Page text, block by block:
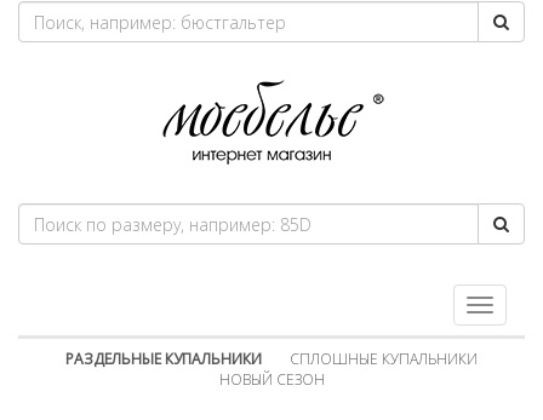
Toggle
navigation
РАЗДЕЛЬНЫЕ КУПАЛЬНИКИ
СПЛОШНЫЕ КУПАЛЬНИКИ
НОВЫЙ СЕЗОН